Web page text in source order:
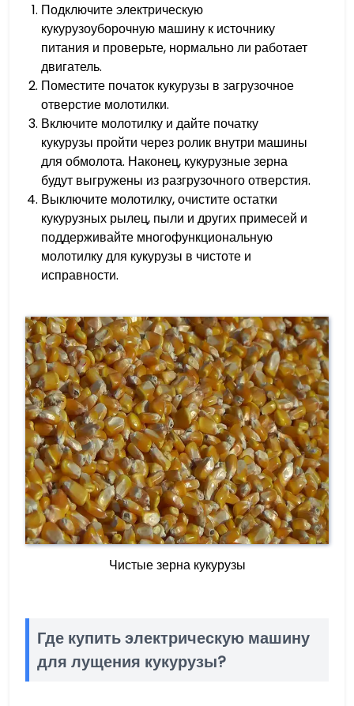
Подключите электрическую
кукурузоуборочную машину к источнику
питания и проверьте, нормально ли работает
двигатель.
Поместите початок кукурузы в загрузочное
отверстие молотилки.
Включите молотилку и дайте початку
кукурузы пройти через ролик внутри машины
для обмолота. Наконец, кукурузные зерна
будут выгружены из разгрузочного отверстия.
Выключите молотилку, очистите остатки
кукурузных рылец, пыли и других примесей и
поддерживайте многофункциональную
молотилку для кукурузы в чистоте и
исправности.
Чистые зерна кукурузы
Где купить электрическую машину
для лущения кукурузы?